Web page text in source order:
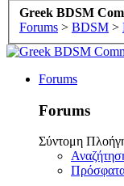
Greek BDSM
Forums > BDSM >
Forums
Forums
Σύντομη